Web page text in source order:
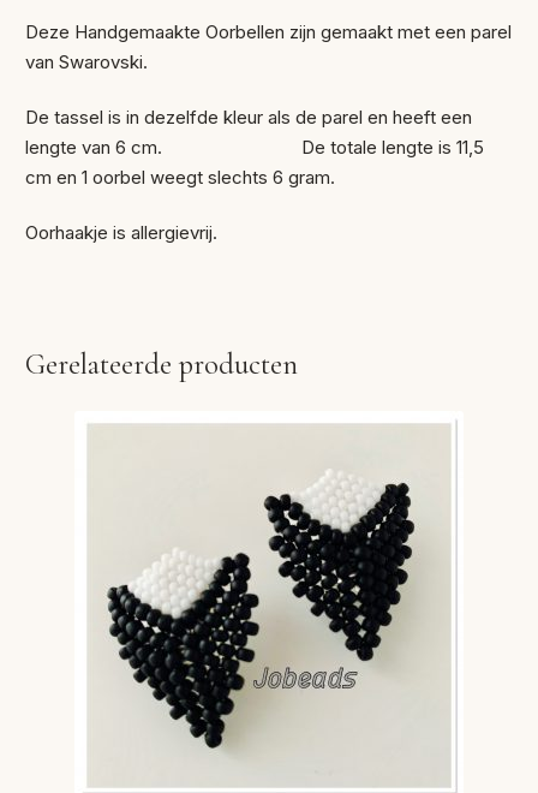
Deze Handgemaakte Oorbellen zijn gemaakt met een parel
van Swarovski.
De tassel is in dezelfde kleur als de parel en heeft een
lengte van 6 cm. De totale lengte is 11,5
cm en 1 oorbel weegt slechts 6 gram.
Oorhaakje is allergievrij.
Gerelateerde producten